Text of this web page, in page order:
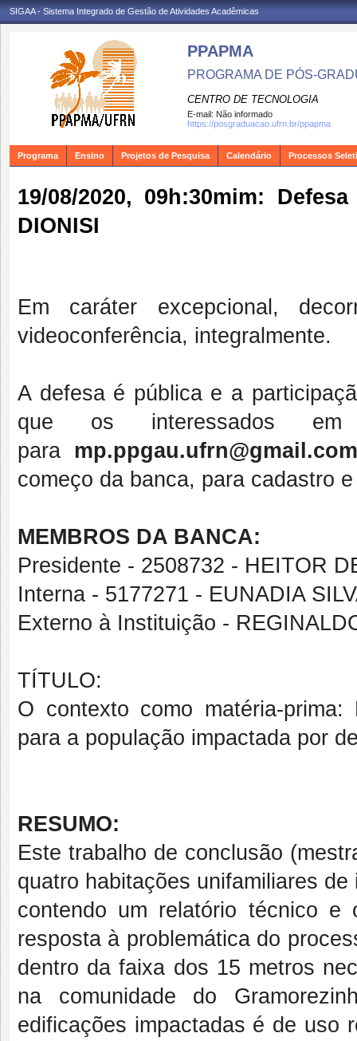
SIGAA - Sistema Integrado de Gestão de Atividades Acadêmicas
PPAPMA
PROGRAMA DE PÓS-
CENTRO DE TECNOLOGIA
E-mail: Não informado
https://posgraduacao.ufrn.br/ppapma
Programa Ensino Projetos de Pesquisa Calendário Processos
19/08/2020, 09h:30mim:
DIONISI
Em caráter excepcional,
videoconferência, integralmente.
A defesa é pública e a
que os interessados em
para mp.ppgau.ufrn@gmail.com
começo da banca, para cadastro
MEMBROS DA BANCA:
Presidente - 2508732 - HEITOR
Interna - 5177271 - EUNADIA
Externo à Instituição -
TÍTULO:
O contexto como matéria-
para a população impactada por
RESUMO:
Este trabalho de conclusão
quatro habitações unifamiliares
contendo um relatório técnico e
resposta à problemática do
dentro da faixa dos 15 metros
na comunidade do
edificações impactadas é de uso